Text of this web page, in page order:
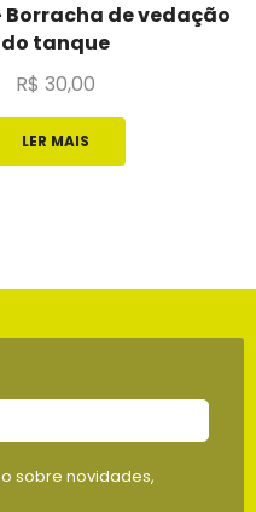
Borracha de vedação
do tanque
R$ 30,00
LER MAIS
sobre novidades,